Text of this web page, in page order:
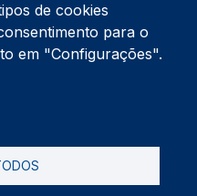
da Nazaré
de cookies
para o
em "Configurações".